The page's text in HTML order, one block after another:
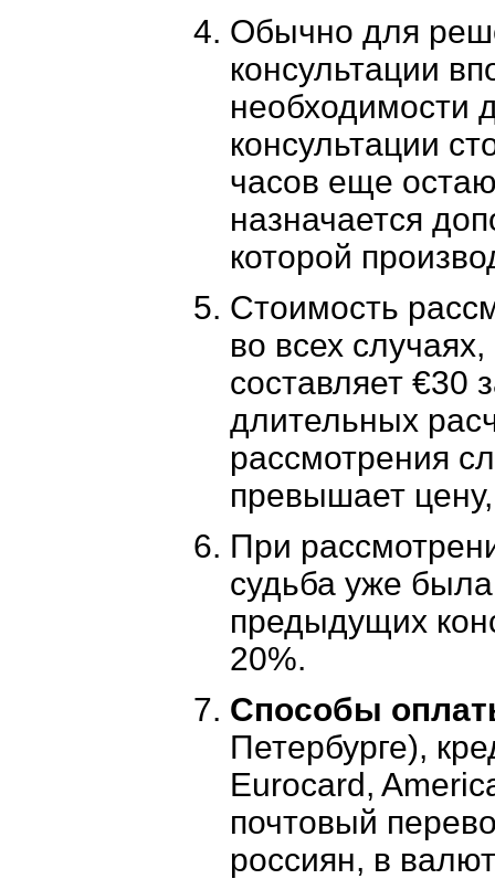
Обычно для
консультации
необходимости
консультации
часов еще
назначается
которой
Стоимость
во всех
составляет €30
длительных
рассмотрения
превышает цену,
При
судьба уже
предыдущих
20%.
Способы
Петербурге),
Eurocard,
почтовый
россиян, в